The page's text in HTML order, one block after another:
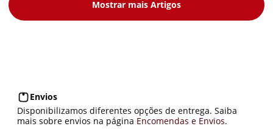
Mostrar mais Artigos
Envios
Disponibilizamos diferentes opções de entrega. Saiba
mais sobre envios na página Encomendas e Envios.